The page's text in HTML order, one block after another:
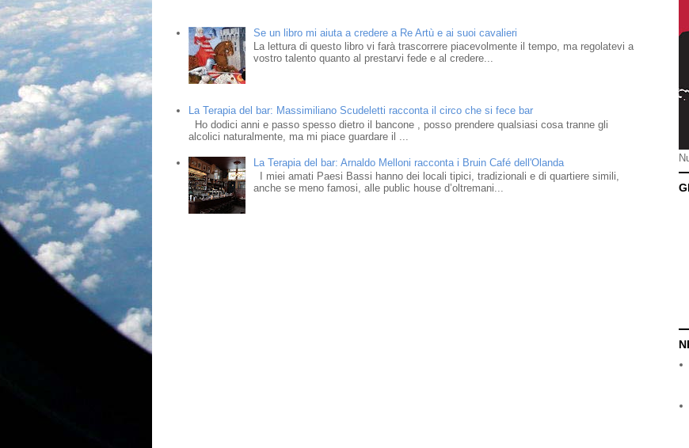
Se un libro mi aiuta a credere a Re Artù e ai suoi cavalieri
La lettura di questo libro vi farà trascorrere piacevolmente il tempo, ma regolatevi a
vostro talento quanto al prestarvi fede e al credere...
La Terapia del bar: Massimiliano Scudeletti racconta il circo che si fece bar
Ho dodici anni e passo spesso dietro il bancone , posso prendere qualsiasi cosa tranne gli
alcolici naturalmente, ma mi piace guardare il ...
La Terapia del bar: Arnaldo Melloni racconta i Bruin Café dell'Olanda
I miei amati Paesi Bassi hanno dei locali tipici, tradizionali e di quartiere simili,
anche se meno famosi, alle public house d’oltremani...